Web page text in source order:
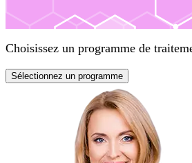
Choisissez un programme de
Sélectionnez un programme